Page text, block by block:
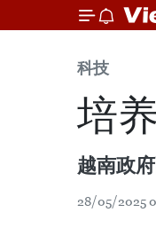
科技
培
越南政
28/05/2025